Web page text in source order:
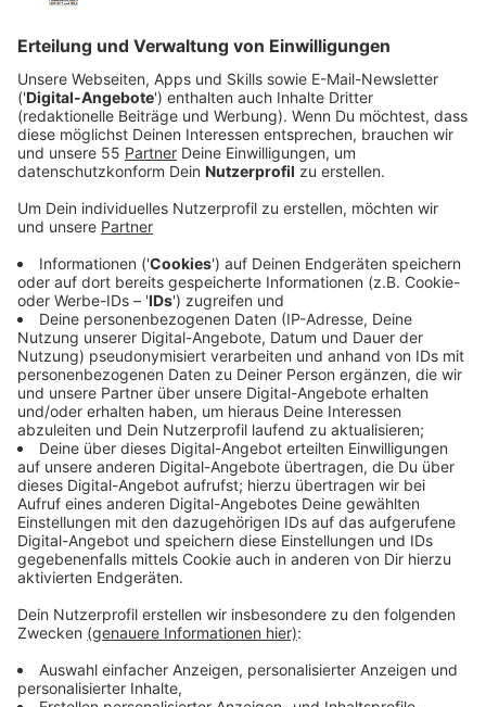
Anzeige
Wenn möglich sollte man seinen neu erworbenen
Aufstell-Pool nicht unter einen Baum stellen. Klar, der
großes Problem. Durch die fehlende Sonne, wird das
Wasser auch nicht richtig warm. Zweites Problem:
Auch im Sommer fallen schon mal Blätter runter, die
den Pool verunreinigen.
Anzeige
Pumpe im Set meistens zu schwach
Anzeige
Eigentlich ist das ja ein gutes Angebot: Das Komplett-
Set. Zum Pool gibt es dann noch eine Leiter und oft
noch ein kleiner Kartuschenfilter dabei. Das Problem:
unterpowert. Hier lohnt es sich oft nochmal in eine
Anzeige